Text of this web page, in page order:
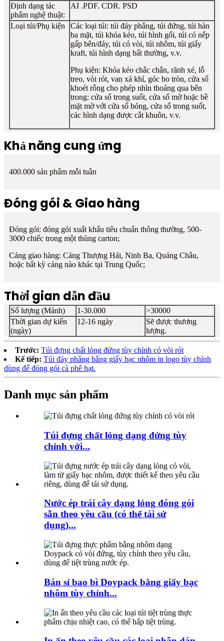
Định dạng tác
phẩm nghệ thuật:
AI .PDF. CDR. PSD
Loại túi/Phụ kiện
Các loại túi: túi đáy phẳng, túi đứng, túi hàn
ba mặt, túi khóa kéo, túi hình gối, túi có nếp
gấp bên/đáy, túi có vòi, túi nhôm, túi giấy
kraft, túi hình dạng bất thường, v.v.
Phụ kiện: Khóa kéo chắc chắn, rãnh xé, lỗ
treo, vòi rót, van xả khí, góc bo tròn, cửa sổ
khoét rỗng cho phép nhìn thoáng qua bên
trong: cửa sổ trong suốt, cửa sổ mờ hoặc bề
mặt mờ với cửa sổ bóng, cửa sổ trong suốt,
các hình dạng được cắt khuôn, v.v.
Khả năng cung ứng
400.000 sản phẩm mỗi tuần
Đóng gói & Giao hàng
Đóng gói: đóng gói xuất khẩu tiêu chuẩn thông thường, 500-
3000 chiếc trong một thùng carton;
Cảng giao hàng: Cảng Thượng Hải, Ninh Ba, Quảng Châu,
hoặc bất kỳ cảng nào khác tại Trung Quốc;
Thời gian dẫn đầu
Số lượng (Mảnh) 1-30.000
>30000
Thời gian dự kiến ​​
(ngày)
12-16 ngày
Sẽ được thương
lượng.
Trước: Túi đựng chất lỏng đứng tùy chỉnh có vòi rót
Kế tiếp: Túi đáy phẳng bằng giấy bạc nhôm in logo tùy chỉnh
dùng để đóng gói cà phê hạt.
Danh mục sản phẩm
Túi đựng chất lỏng dạng đứng tùy
chỉnh với...
Nước ép trái cây dạng lỏng đóng gói
sẵn theo yêu cầu (có thể tái sử
dụng)...
Bán sỉ bao bì Doypack bằng giấy bạc
nhôm tùy chỉnh...